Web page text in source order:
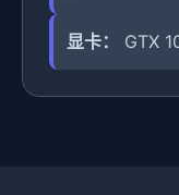
显卡： GTX